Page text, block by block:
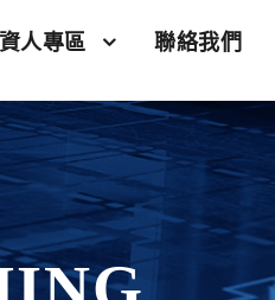
人專區 聯絡我們